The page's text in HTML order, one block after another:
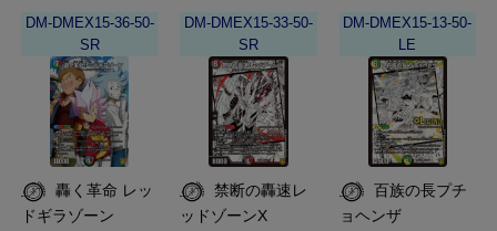
DM-DMEX15-36-50-
SR
ドギラゾーン
DM-DMEX15-33-50-
SR
禁断の轟速レ
ッドゾーンX
DM-DMEX15-13-50-
LE
ョヘンザ